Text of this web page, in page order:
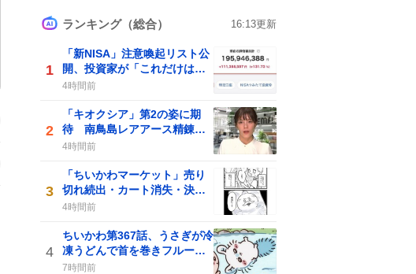
ランキング（総合） 16:13更新
1
「新NISA」注意喚起リスト公
開、投資家が「これだけは買
わないで」と警告
4時間前
2
「キオクシア」第2の姿に期
待 南鳥島レアアース精錬成
功で大急騰ブーム
4時間前
3
「ちいかわマーケット」売り
切れ続出・カート消失・決済
エラーでファン嘆き
4時間前
4
ちいかわ第367話、うさぎが冷
凍うどんで首を巻きフルーツ
ポンチで夏を満喫と話題沸騰
7時間前